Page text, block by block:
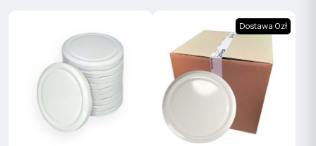
Dostawa 0zł